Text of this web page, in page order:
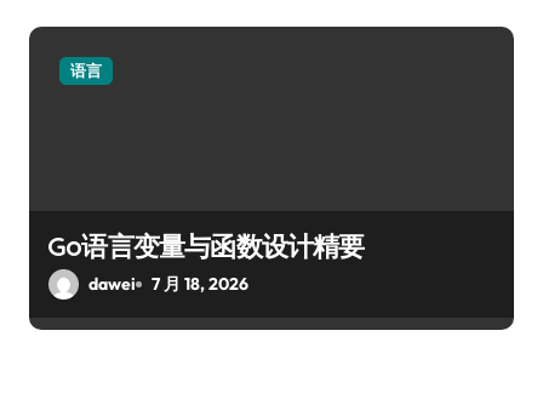
语言
Go语言变量与函数设计精要
dawei 7 月 18, 2026